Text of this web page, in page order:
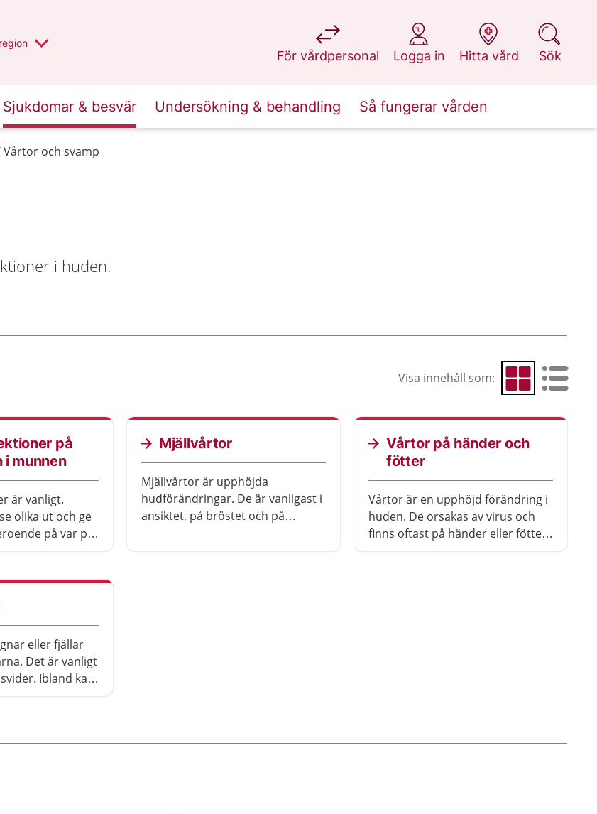
valt region
en annan
region
För vårdpersonal
på 1177.se
Logga in
på 1177.se
Hitta vård
på 1177.se
Sök
på 1177.se
Sjukdomar & besvär Undersökning & behandling Så fungerar vården
Vårtor och svamp
i huden.
Visa innehåll som: Visa som rutnät
Visa som
på
i munnen
är vanligt.
olika ut och ge
på var på
bli rött och
på huden
ofta med
Mjällvårtor
Mjällvårtor är upphöjda
hudförändringar. De är vanligast i
ansiktet, på bröstet och på
Vårtor på händer och
fötter
Vårtor är en upphöjd förändring i
huden. De orsakas av virus och
finns oftast på händer eller fötter.
eller fjällar
Det är vanligt
Ibland kan